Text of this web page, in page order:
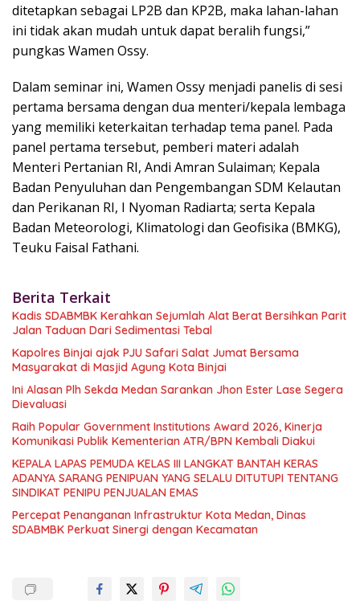
ditetapkan sebagai LP2B dan KP2B, maka lahan-lahan
ini tidak akan mudah untuk dapat beralih fungsi,”
pungkas Wamen Ossy.
Dalam seminar ini, Wamen Ossy menjadi panelis di sesi
pertama bersama dengan dua menteri/kepala lembaga
yang memiliki keterkaitan terhadap tema panel. Pada
panel pertama tersebut, pemberi materi adalah
Menteri Pertanian RI, Andi Amran Sulaiman; Kepala
Badan Penyuluhan dan Pengembangan SDM Kelautan
dan Perikanan RI, I Nyoman Radiarta; serta Kepala
Badan Meteorologi, Klimatologi dan Geofisika (BMKG),
Teuku Faisal Fathani.
Berita Terkait
Kadis SDABMBK Kerahkan Sejumlah Alat Berat Bersihkan Parit
Jalan Taduan Dari Sedimentasi Tebal
Kapolres Binjai ajak PJU Safari Salat Jumat Bersama
Masyarakat di Masjid Agung Kota Binjai
Ini Alasan Plh Sekda Medan Sarankan Jhon Ester Lase Segera
Dievaluasi
Raih Popular Government Institutions Award 2026, Kinerja
Komunikasi Publik Kementerian ATR/BPN Kembali Diakui
KEPALA LAPAS PEMUDA KELAS III LANGKAT BANTAH KERAS
ADANYA SARANG PENIPUAN YANG SELALU DITUTUPI TENTANG
SINDIKAT PENIPU PENJUALAN EMAS
Percepat Penanganan Infrastruktur Kota Medan, Dinas
SDABMBK Perkuat Sinergi dengan Kecamatan